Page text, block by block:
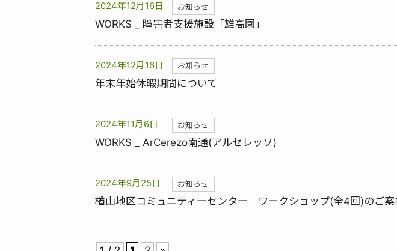
2024年12月16日 お知らせ
WORKS _ 障害者支援施設「雄高園」
2024年12月16日 お知らせ
年末年始休暇期間について
2024年11月6日 お知らせ
WORKS _ ArCerezo南通(アルセレッソ)
2024年9月25日 お知らせ
楢山地区コミュニティーセンター ワークショップ(全4回)のご案